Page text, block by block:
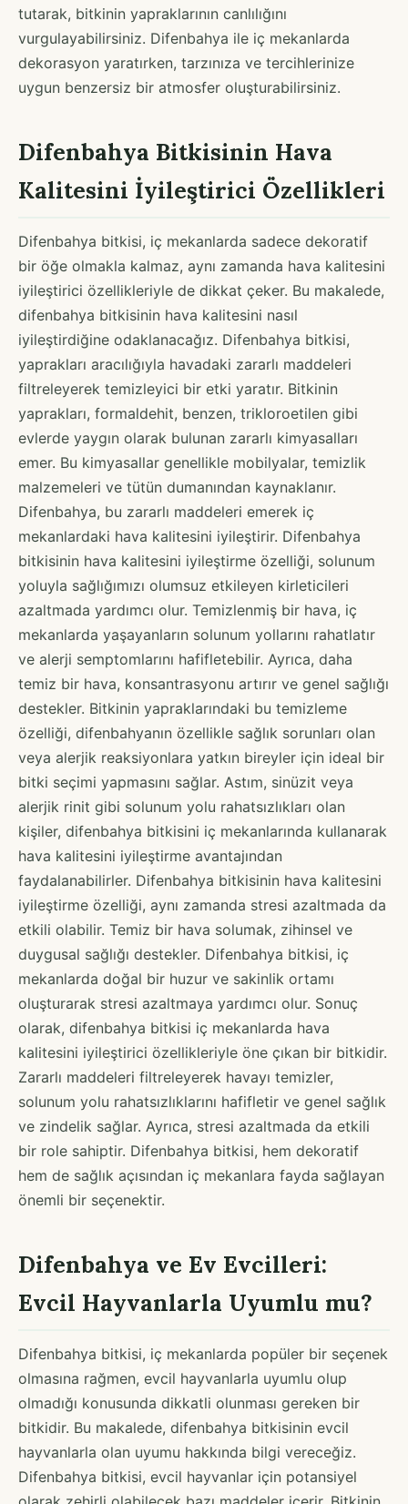
tutarak, bitkinin yapraklarının canlılığını
vurgulayabilirsiniz. Difenbahya ile iç mekanlarda
dekorasyon yaratırken, tarzınıza ve tercihlerinize
uygun benzersiz bir atmosfer oluşturabilirsiniz.
Difenbahya Bitkisinin Hava
Kalitesini İyileştirici Özellikleri
Difenbahya bitkisi, iç mekanlarda sadece dekoratif
bir öğe olmakla kalmaz, aynı zamanda hava kalitesini
iyileştirici özellikleriyle de dikkat çeker. Bu makalede,
difenbahya bitkisinin hava kalitesini nasıl
iyileştirdiğine odaklanacağız. Difenbahya bitkisi,
yaprakları aracılığıyla havadaki zararlı maddeleri
filtreleyerek temizleyici bir etki yaratır. Bitkinin
yaprakları, formaldehit, benzen, trikloroetilen gibi
evlerde yaygın olarak bulunan zararlı kimyasalları
emer. Bu kimyasallar genellikle mobilyalar, temizlik
malzemeleri ve tütün dumanından kaynaklanır.
Difenbahya, bu zararlı maddeleri emerek iç
mekanlardaki hava kalitesini iyileştirir. Difenbahya
bitkisinin hava kalitesini iyileştirme özelliği, solunum
yoluyla sağlığımızı olumsuz etkileyen kirleticileri
azaltmada yardımcı olur. Temizlenmiş bir hava, iç
mekanlarda yaşayanların solunum yollarını rahatlatır
ve alerji semptomlarını hafifletebilir. Ayrıca, daha
temiz bir hava, konsantrasyonu artırır ve genel sağlığı
destekler. Bitkinin yapraklarındaki bu temizleme
özelliği, difenbahyanın özellikle sağlık sorunları olan
veya alerjik reaksiyonlara yatkın bireyler için ideal bir
bitki seçimi yapmasını sağlar. Astım, sinüzit veya
alerjik rinit gibi solunum yolu rahatsızlıkları olan
kişiler, difenbahya bitkisini iç mekanlarında kullanarak
hava kalitesini iyileştirme avantajından
faydalanabilirler. Difenbahya bitkisinin hava kalitesini
iyileştirme özelliği, aynı zamanda stresi azaltmada da
etkili olabilir. Temiz bir hava solumak, zihinsel ve
duygusal sağlığı destekler. Difenbahya bitkisi, iç
mekanlarda doğal bir huzur ve sakinlik ortamı
oluşturarak stresi azaltmaya yardımcı olur. Sonuç
olarak, difenbahya bitkisi iç mekanlarda hava
kalitesini iyileştirici özellikleriyle öne çıkan bir bitkidir.
Zararlı maddeleri filtreleyerek havayı temizler,
solunum yolu rahatsızlıklarını hafifletir ve genel sağlık
ve zindelik sağlar. Ayrıca, stresi azaltmada da etkili
bir role sahiptir. Difenbahya bitkisi, hem dekoratif
hem de sağlık açısından iç mekanlara fayda sağlayan
önemli bir seçenektir.
Difenbahya ve Ev Evcilleri:
Evcil Hayvanlarla Uyumlu mu?
Difenbahya bitkisi, iç mekanlarda popüler bir seçenek
olmasına rağmen, evcil hayvanlarla uyumlu olup
olmadığı konusunda dikkatli olunması gereken bir
bitkidir. Bu makalede, difenbahya bitkisinin evcil
hayvanlarla olan uyumu hakkında bilgi vereceğiz.
Difenbahya bitkisi, evcil hayvanlar için potansiyel